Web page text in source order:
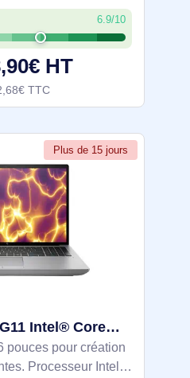
i7-14700HX, GPU
6 Go, 16 Go DDR5 et
de 1 To. Écran 16”
6.9/10
HT
TTC
Plus de 15 jours
HP ZBook Fury G11 Intel® Core™ i7 i7-14700HX Station de travail mobile 40,6 cm (16") WUXGA 32 Go DDR - 98K30ET#ABF
pouces pour création
Processeur Intel